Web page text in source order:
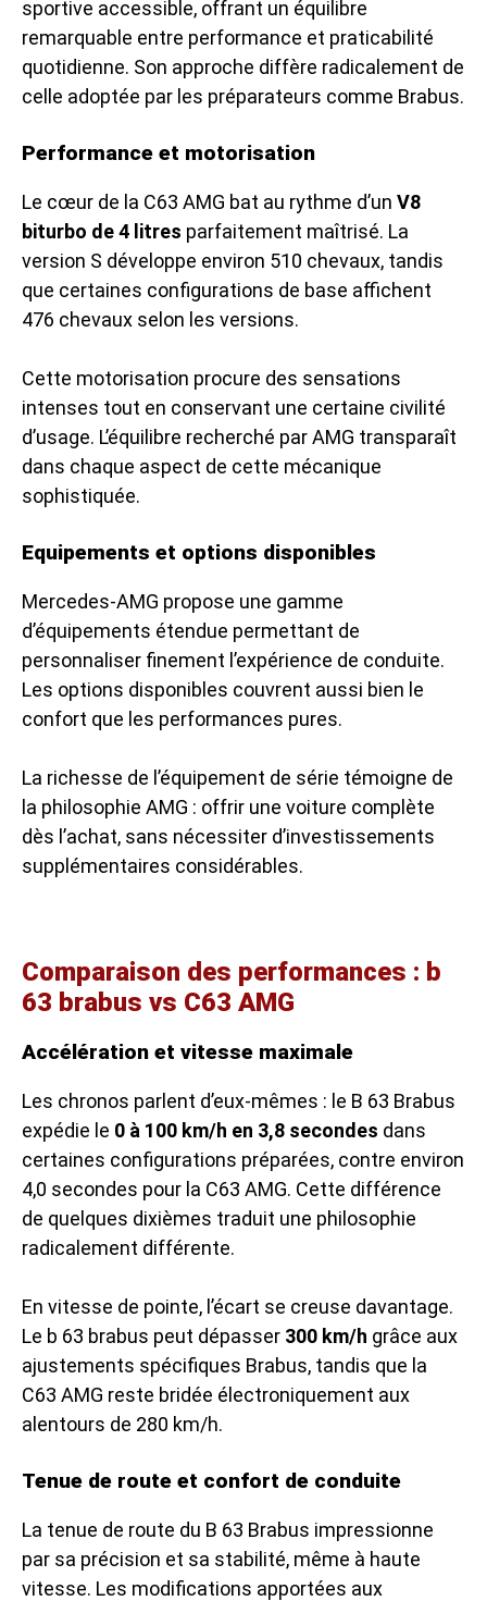
sportive accessible, offrant un équilibre
remarquable entre performance et praticabilité
quotidienne. Son approche diffère radicalement de
celle adoptée par les préparateurs comme Brabus.
Performance et motorisation
Le cœur de la C63 AMG bat au rythme d’un V8
biturbo de 4 litres parfaitement maîtrisé. La
version S développe environ 510 chevaux, tandis
que certaines configurations de base affichent
476 chevaux selon les versions.
Cette motorisation procure des sensations
intenses tout en conservant une certaine civilité
d’usage. L’équilibre recherché par AMG transparaît
dans chaque aspect de cette mécanique
sophistiquée.
Equipements et options disponibles
Mercedes-AMG propose une gamme
d’équipements étendue permettant de
personnaliser finement l’expérience de conduite.
Les options disponibles couvrent aussi bien le
confort que les performances pures.
La richesse de l’équipement de série témoigne de
la philosophie AMG : offrir une voiture complète
dès l’achat, sans nécessiter d’investissements
supplémentaires considérables.
Comparaison des performances : b
63 brabus vs C63 AMG
Accélération et vitesse maximale
Les chronos parlent d’eux-mêmes : le B 63 Brabus
expédie le 0 à 100 km/h en 3,8 secondes dans
certaines configurations préparées, contre environ
4,0 secondes pour la C63 AMG. Cette différence
de quelques dixièmes traduit une philosophie
radicalement différente.
En vitesse de pointe, l’écart se creuse davantage.
Le b 63 brabus peut dépasser 300 km/h grâce aux
ajustements spécifiques Brabus, tandis que la
C63 AMG reste bridée électroniquement aux
alentours de 280 km/h.
Tenue de route et confort de conduite
La tenue de route du B 63 Brabus impressionne
par sa précision et sa stabilité, même à haute
vitesse. Les modifications apportées aux